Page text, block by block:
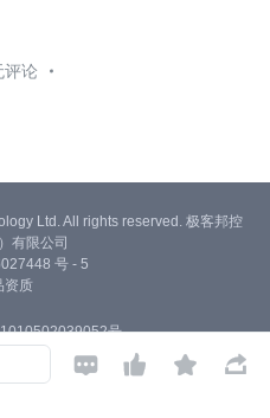
评论
   
Ltd. All rights reserved. 极客邦控
有限公司
号 - 5
资质
号